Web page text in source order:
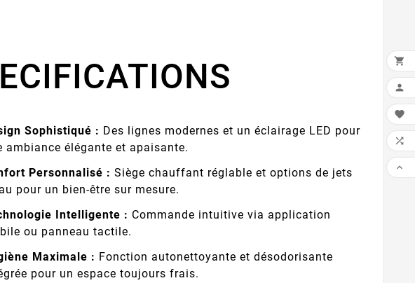
Sophistiqué : Des lignes modernes et un éclairage LED pour
ambiance élégante et apaisante.
Personnalisé : Siège chauffant réglable et options de jets
pour un bien-être sur mesure.
Intelligente : Commande intuitive via application
ou panneau tactile.
Maximale : Fonction autonettoyante et désodorisante
pour un espace toujours frais.




